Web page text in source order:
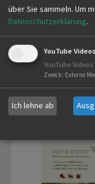
über Sie sammeln. Um
Datenschutzerklärung.
YouTube Videos
YouTube
Zweck: Externe
Ich lehne ab